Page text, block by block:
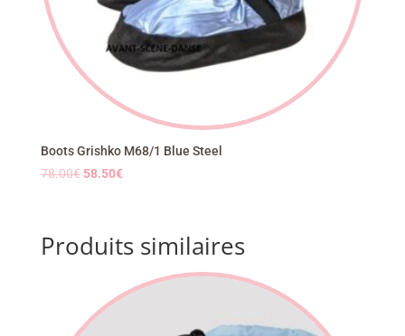
Boots Grishko M68/1 Blue Steel
78.00€ Le
était :
78.00€.
58.50€Le
58.50€.
Produits similaires